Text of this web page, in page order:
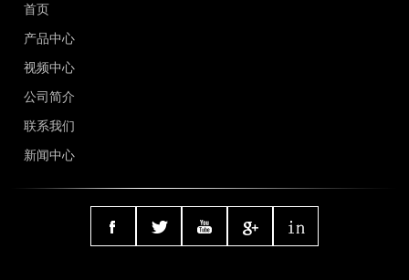
首页
产品中心
视频中心
公司简介
联系我们
新闻中心